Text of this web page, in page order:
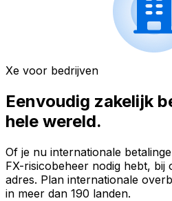
Xe voor bedrijven
Eenvoudig zakelijk
hele wereld.
Of je nu internationale
FX-risicobeheer nodig hebt, bij
adres. Plan internationale
in meer dan 190 landen.